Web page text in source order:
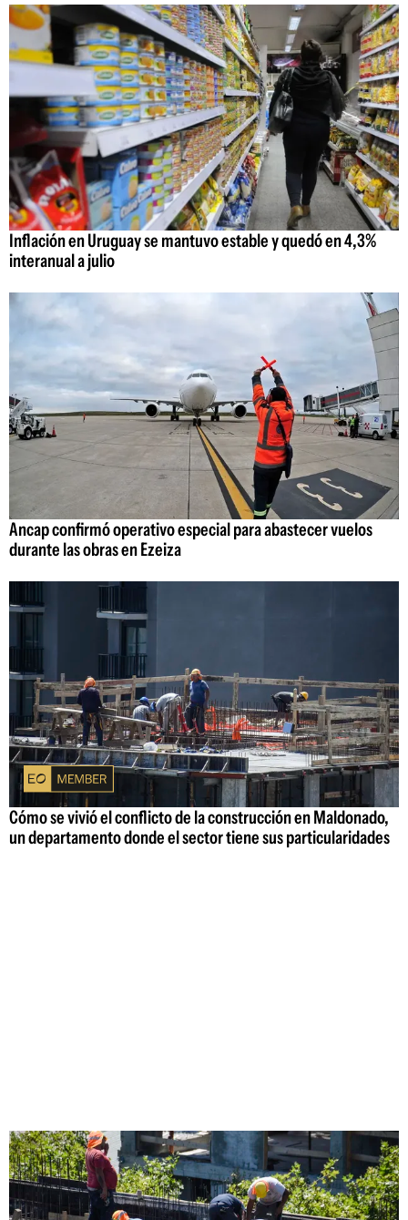
Inflación en Uruguay se mantuvo estable y quedó en 4,3%
interanual a julio
Ancap confirmó operativo especial para abastecer vuelos
durante las obras en Ezeiza
Cómo se vivió el conflicto de la construcción en Maldonado,
un departamento donde el sector tiene sus particularidades